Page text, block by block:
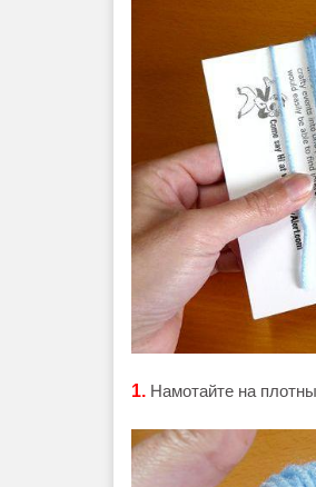
1. Намотайте на